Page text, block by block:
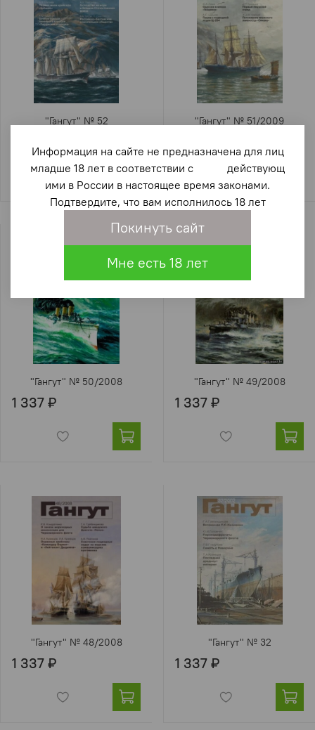
"Гангут" № 52 "Гангут" № 51/2009
"Гангут" № 50/2008
1 337 ₽
"Гангут" № 49/2008
1 337 ₽
"Гангут" № 48/2008
1 337 ₽
"Гангут" № 32
1 337 ₽
Информация на сайте не предназначена для лиц
младше 18 лет в соответствии с действующ
ими в России в настоящее время законами.
Подтвердите, что вам исполнилось 18 лет
Покинуть сайт
Мне есть 18 лет